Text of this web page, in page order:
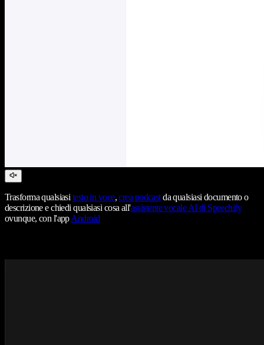
Trasforma qualsiasitesto in voce,crea podcastda qualsiasi documento o
descrizione e chiedi qualsiasi cosa all'assistente vocale AI di Speechify
ovunque, con l'appAndroid